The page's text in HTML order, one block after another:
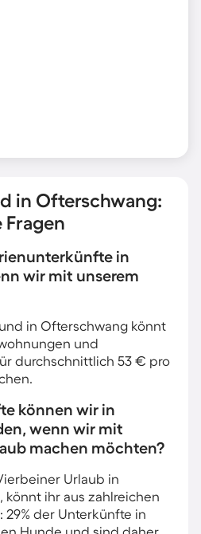
in Ofterschwang:
in
wir mit unserem
in Ofterschwang könnt
und
durchschnittlich 53 € pro
können wir in
wenn wir mit
machen möchten?
Urlaub in
ihr aus zahlreichen
der Unterkünfte in